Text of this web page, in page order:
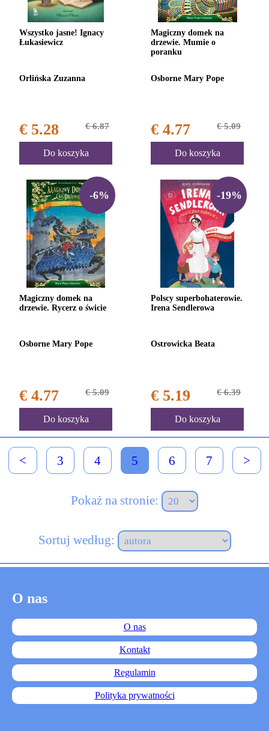
Wszystko jasne! Ignacy
Łukasiewicz
Orlińska Zuzanna
€ 5.28 € 6.87
Do koszyka
Magiczny domek na
drzewie. Mumie o
poranku
Osborne Mary Pope
€ 4.77 € 5.09
Do koszyka
Magiczny domek na
drzewie. Rycerz o świcie
Osborne Mary Pope
€ 4.77 € 5.09
Do koszyka
-6%
Polscy superbohaterowie.
Irena Sendlerowa
Ostrowicka Beata
€ 5.19 € 6.39
Do koszyka
-19%
< 3 4 5 6 7 >
Pokaż na stronie:
Sortuj według:
O nas
O nas
Kontakt
Regulamin
Polityka prywatności